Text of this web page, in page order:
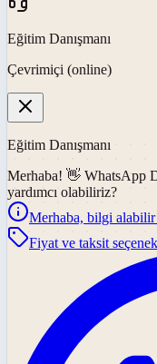
Eğitim Danışmanı
Çevrimiçi (online)
Eğitim Danışmanı
Merhaba! 👋 WhatsApp
yardımcı olabiliriz?
Merhaba, bilgi
Fiyat ve taksit